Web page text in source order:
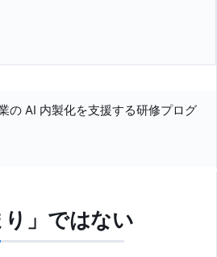
の AI 内製化を支援する研修プログ
」ではない